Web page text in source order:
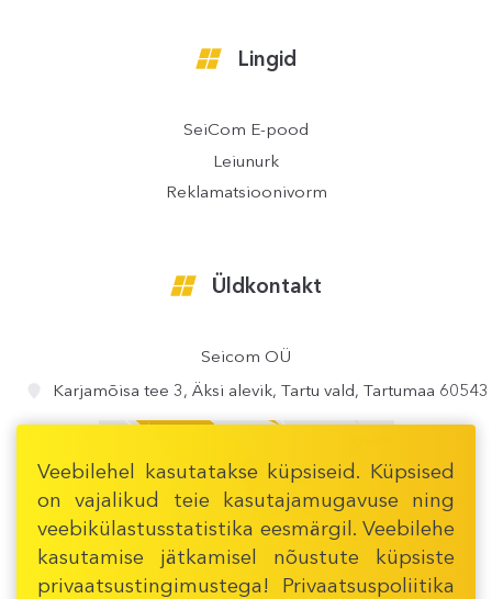
Lingid
SeiCom E-pood
Leiunurk
Reklamatsioonivorm
Üldkontakt
Seicom OÜ
Karjamõisa tee 3, Äksi alevik, Tartu vald, Tartumaa 60543
AVA TÄPSEM KAART
Veebilehel kasutatakse küpsiseid. Küpsised
on vajalikud teie kasutajamugavuse ning
veebikülastusstatistika eesmärgil. Veebilehe
kasutamise jätkamisel nõustute küpsiste
privaatsustingimustega! Privaatsuspoliitika